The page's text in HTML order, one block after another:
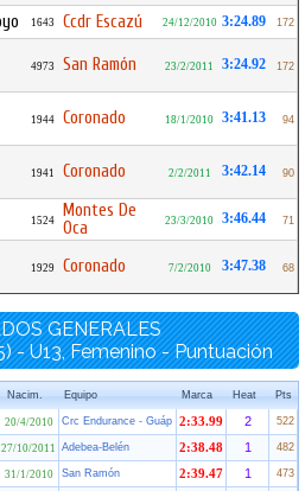
1643 Ccdr Escazú 24/12/2010 3:24.89 172
4973 San Ramón 23/2/2011 3:24.92 172
1944 Coronado 18/1/2010 3:41.13 94
1941 Coronado 2/2/2011 3:42.14 90
1524
Montes De
Oca
23/3/2010 3:46.44 71
1929 Coronado 7/2/2010 3:47.38 68
GENERALES
- U13, Femenino - Puntuación
Nacim. Equipo Marca Heat Pts
20/4/2010 Crc Endurance - Guáp 2:33.99 2 522
27/10/2011 Adebea-Belén 2:38.48 1 482
31/1/2010 San Ramón 2:39.47 1 473